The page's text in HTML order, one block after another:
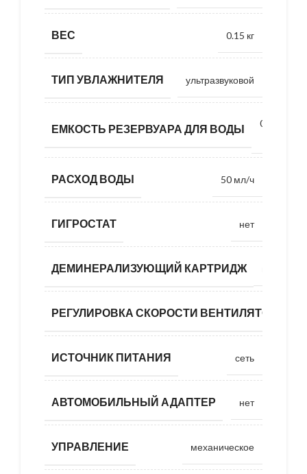
ВЕС 0.15 кг
ТИП УВЛАЖНИТЕЛЯ ультразвуковой
ЕМКОСТЬ РЕЗЕРВУАРА ДЛЯ ВОДЫ
0.26
РАСХОД ВОДЫ 50 мл/ч
ГИГРОСТАТ нет
ДЕМИНЕРАЛИЗУЮЩИЙ КАРТРИДЖ
РЕГУЛИРОВКА СКОРОСТИ ВЕНТИЛЯТОРА/
ИСТОЧНИК ПИТАНИЯ сеть
АВТОМОБИЛЬНЫЙ АДАПТЕР нет
УПРАВЛЕНИЕ механическое